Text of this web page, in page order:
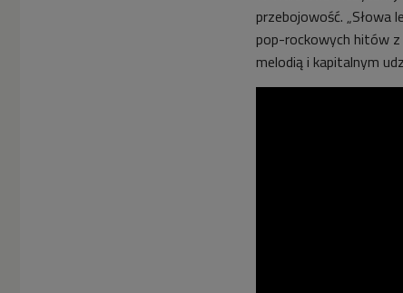
przebojowość. „Słowa
pop-rockowych hitów
melodią i kapitalnym